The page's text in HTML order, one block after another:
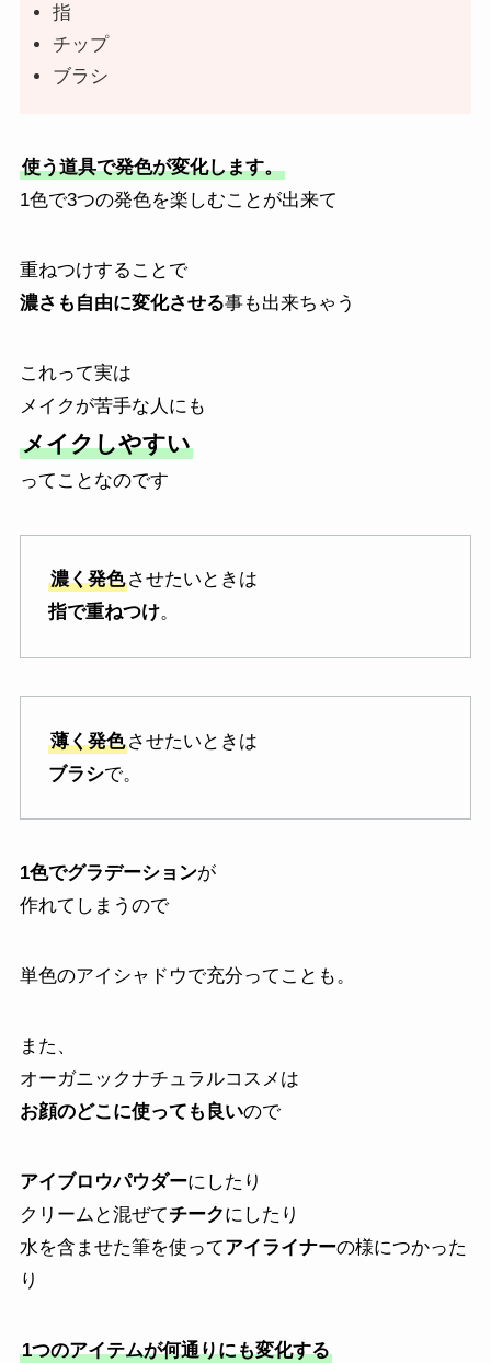
指
チップ
ブラシ
使う道具で発色が変化します。
1色で3つの発色を楽しむことが出来て
重ねつけすることで
濃さも自由に変化させる事も出来ちゃう
これって実は
メイクが苦手な人にも
メイクしやすい
ってことなのです
濃く発色させたいときは
指で重ねつけ。
薄く発色させたいときは
ブラシで。
1色でグラデーションが
作れてしまうので
単色のアイシャドウで充分ってことも。
また、
オーガニックナチュラルコスメは
お顔のどこに使っても良いので
アイブロウパウダーにしたり
クリームと混ぜてチークにしたり
水を含ませた筆を使ってアイライナーの様につかった
り
1つのアイテムが何通りにも変化する